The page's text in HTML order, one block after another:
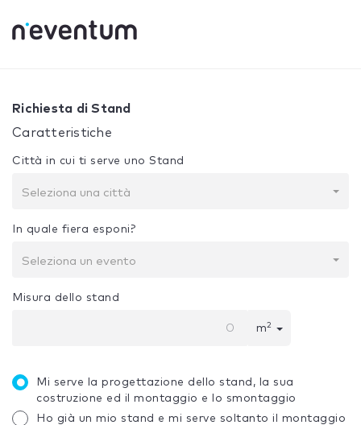
La tua selezione:
Richiesta di Stand
Caratteristiche
Città in cui ti serve uno Stand
Seleziona una città
In quale fiera esponi?
Seleziona un evento
Misura dello stand
m2
Mi serve la progettazione dello stand, la sua
costruzione ed il montaggio e lo smontaggio
Ho già un mio stand e mi serve soltanto il montaggio